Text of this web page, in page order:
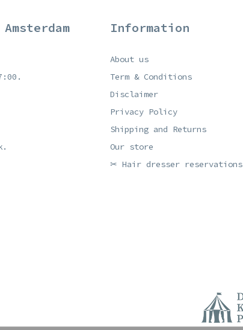
Information
About us
Term & Conditions
Disclaimer
Privacy Policy
Shipping and Returns
Our store
✂ Hair dresser reservations